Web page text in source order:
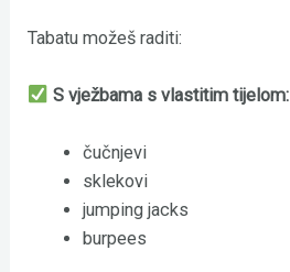
Tabatu možeš raditi:
S vježbama s vlastitim tijelom:
čučnjevi
sklekovi
jumping jacks
burpees